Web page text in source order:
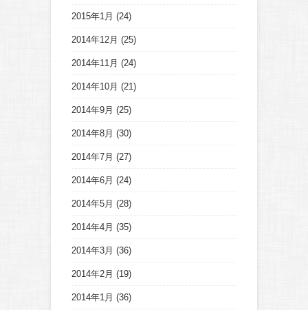
2015年1月 (24)
2014年12月 (25)
2014年11月 (24)
2014年10月 (21)
2014年9月 (25)
2014年8月 (30)
2014年7月 (27)
2014年6月 (24)
2014年5月 (28)
2014年4月 (35)
2014年3月 (36)
2014年2月 (19)
2014年1月 (36)